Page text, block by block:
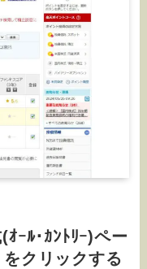
ｰﾙ･ｶﾝﾄﾘｰ)ペー
クリックする